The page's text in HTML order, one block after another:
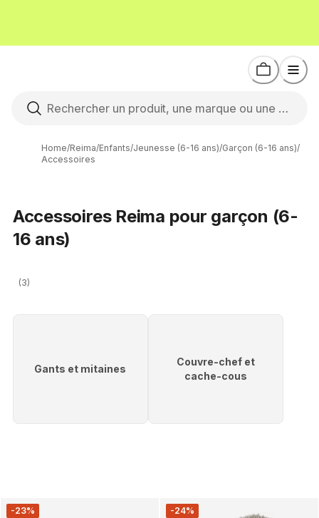
Home/Reima/Enfants/Jeunesse (6-16 ans)/Garçon (6-16 ans)/
Accessoires
Accessoires Reima pour garçon (6-
16 ans)
(3)
Gants et mitaines
Couvre-chef et
cache-cous
-23% -24%